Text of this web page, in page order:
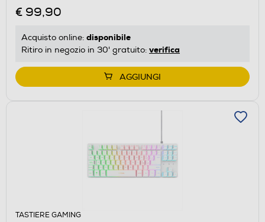
€ 99,90
Acquisto online: disponibile
Ritiro in negozio in 30' gratuito: verifica
AGGIUNGI
TASTIERE GAMING